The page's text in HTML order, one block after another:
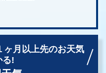
ヶ月以上先のお天気
る!